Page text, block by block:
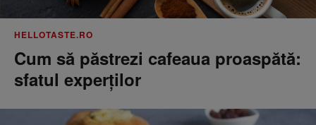
HELLOTASTE.RO
Cum să păstrezi cafeaua proaspătă:
sfatul experților